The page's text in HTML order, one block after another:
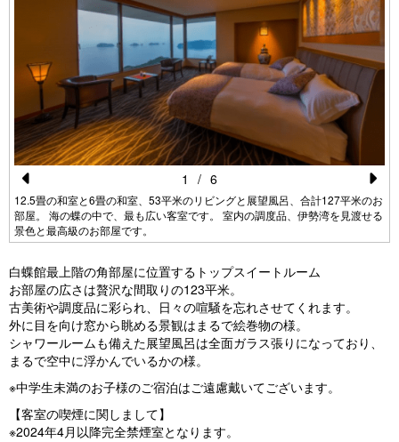
Pr
e
o
u
s
12.5畳の和室と6畳の和室、53平米のリビングと展望風呂、合計127平米のお
部屋。 海の蝶の中で、最も広い客室です。 室内の調度品、伊勢湾を見渡せる
景色と最高級のお部屋です。
N
e
1 / 6
白蝶館最上階の角部屋に位置するトップスイートルーム
お部屋の広さは贅沢な間取りの123平米。
古美術や調度品に彩られ、日々の喧騒を忘れさせてくれます。
外に目を向け窓から眺める景観はまるで絵巻物の様。
シャワールームも備えた展望風呂は全面ガラス張りになっており、
まるで空中に浮かんでいるかの様。
※中学生未満のお子様のご宿泊はご遠慮戴いてございます。
【客室の喫煙に関しまして】
※2024年4月以降完全禁煙室となります。